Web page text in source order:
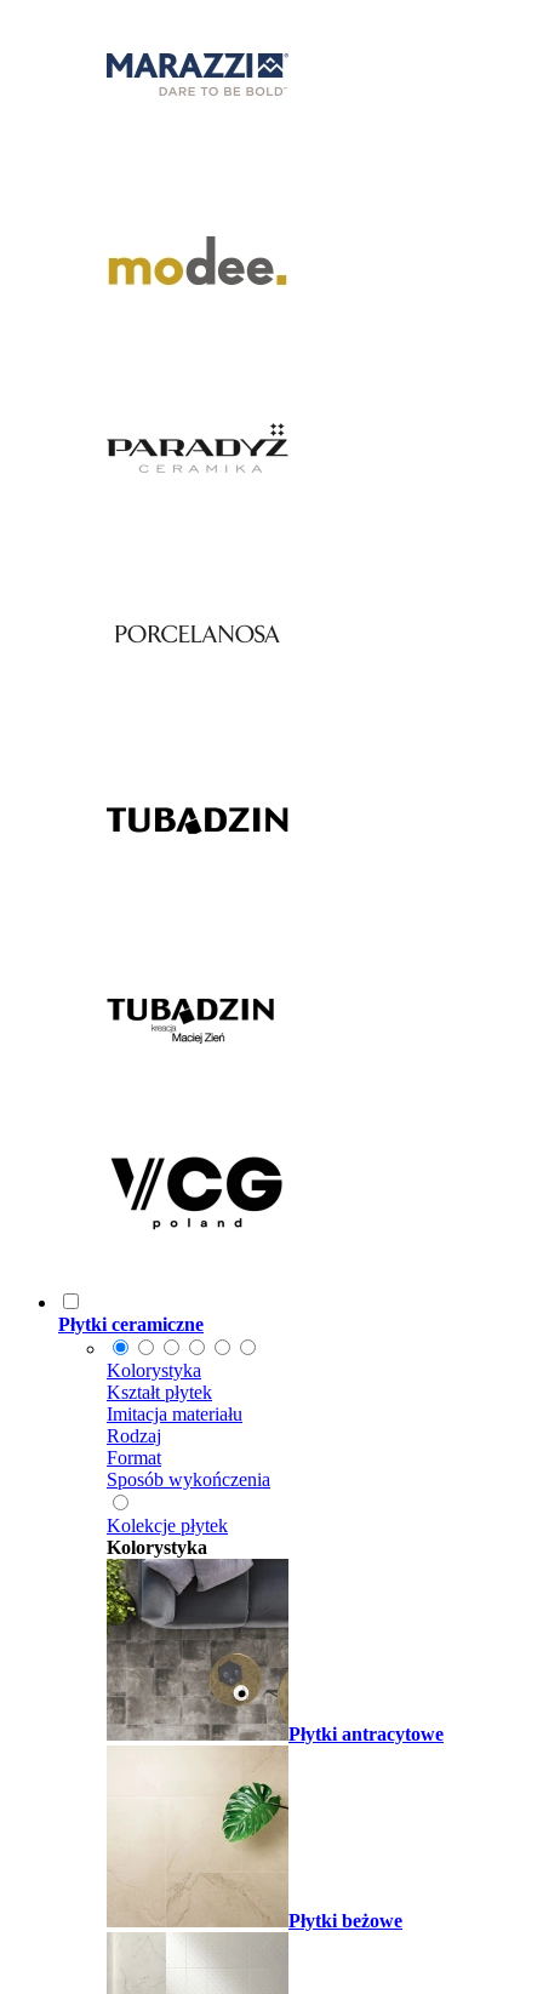
Płytki ceramiczne
Kolorystyka
Kształt płytek
Imitacja materiału
Rodzaj
Format
Sposób wykończenia
Kolekcje płytek
Kolorystyka
Płytki antracytowe
Płytki beżowe